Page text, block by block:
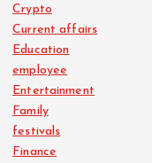
Crypto
Current affairs
Education
employee
Entertainment
Family
festivals
Finance